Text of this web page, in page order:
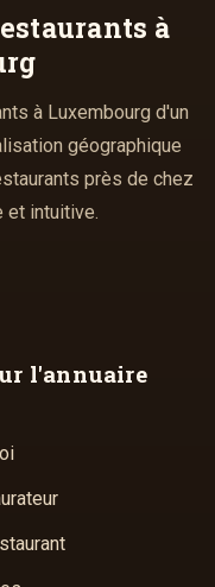
à
à Luxembourg d'un
géographique
près de chez
et intuitive.
l'annuaire